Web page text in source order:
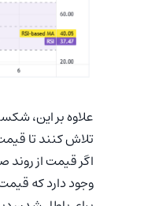
علاوه بر این،
تلاش کنند تا
اگر قیمت از
وجود دارد که قیمت به ۶۵،۰۰۰ دلار